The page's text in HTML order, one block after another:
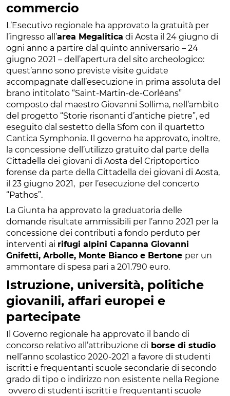
commercio
L’Esecutivo regionale ha approvato la gratuità per
l’ingresso all’area Megalitica di Aosta il 24 giugno di
ogni anno a partire dal quinto anniversario – 24
giugno 2021 – dell’apertura del sito archeologico:
quest’anno sono previste visite guidate
accompagnate dall’esecuzione in prima assoluta del
brano intitolato “Saint-Martin-de-Corléans”
composto dal maestro Giovanni Sollima, nell’ambito
del progetto “Storie risonanti d’antiche pietre”, ed
eseguito dal sestetto della Sfom con il quartetto
Cantica Symphonia. Il governo ha approvato, inoltre,
la concessione dell’utilizzo gratuito dal parte della
Cittadella dei giovani di Aosta del Criptoportico
forense da parte della Cittadella dei giovani di Aosta,
il 23 giugno 2021, per l’esecuzione del concerto
“Pathos”.
La Giunta ha approvato la graduatoria delle
domande risultate ammissibili per l’anno 2021 per la
concessione dei contributi a fondo perduto per
interventi ai rifugi alpini Capanna Giovanni
Gnifetti, Arbolle, Monte Bianco e Bertone per un
ammontare di spesa pari a 201.790 euro.
Istruzione, università, politiche
giovanili, affari europei e
partecipate
Il Governo regionale ha approvato il bando di
concorso relativo all’attribuzione di borse di studio
nell’anno scolastico 2020-2021 a favore di studenti
iscritti e frequentanti scuole secondarie di secondo
grado di tipo o indirizzo non esistente nella Regione
ovvero di studenti iscritti e frequentanti scuole